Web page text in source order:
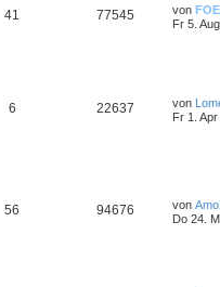
41 77545 von FOE
Fr 5.
6 22637 von
Fr 1.
56 94676 von
Do 24.